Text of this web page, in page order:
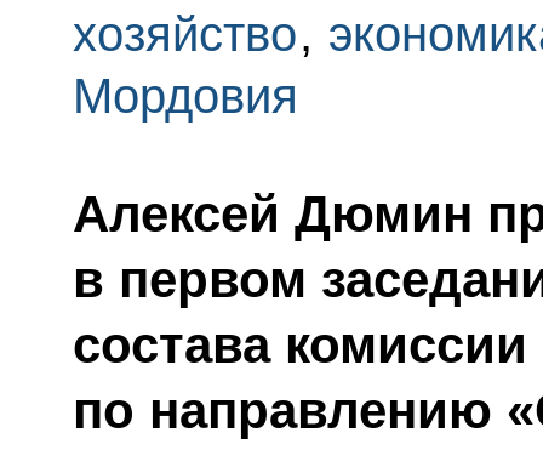
хозяйство,
Мордовия
Алексей Дюмин
в первом
состава комиссии
по направлению